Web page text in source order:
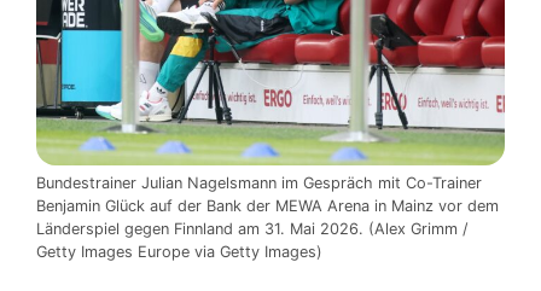
Bundestrainer Julian Nagelsmann im Gespräch mit Co-Trainer
Benjamin Glück auf der Bank der MEWA Arena in Mainz vor dem
Länderspiel gegen Finnland am 31. Mai 2026. (Alex Grimm /
Getty Images Europe via Getty Images)